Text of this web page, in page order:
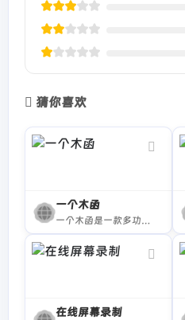
猜你喜欢
一个木函
一个木函是一款多功能效率工具箱，拥有许多众多热门高效小工具
在线屏幕录制